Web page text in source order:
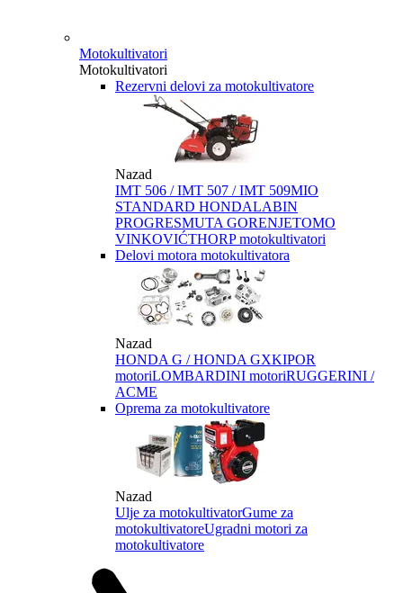
Motokultivatori
Motokultivatori
Rezervni delovi za motokultivatore
Nazad
IMT 506 / IMT 507 / IMT 509MIO
STANDARD HONDALABIN
PROGRESMUTA GORENJETOMO
VINKOVIĆTHORP motokultivatori
Delovi motora motokultivatora
Nazad
HONDA G / HONDA GXKIPOR
motoriLOMBARDINI motoriRUGGERINI /
ACME
Oprema za motokultivatore
Nazad
Ulje za motokultivatorGume za
motokultivatoreUgradni motori za
motokultivatore